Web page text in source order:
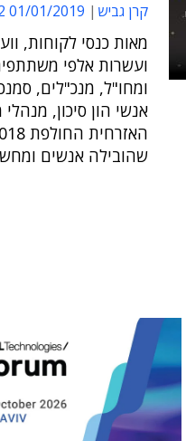
קרן גביש 01/01/2019 15:02
מאות כנסי לקוחות,
ועשרות אלפי
ומחו"ל, מנכ"לים,
שהובילה אנשים